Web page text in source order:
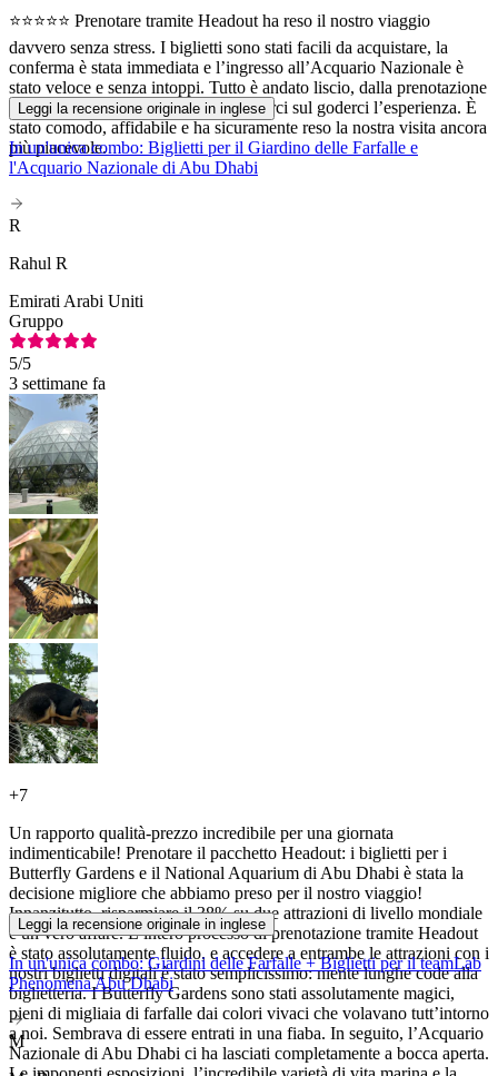
⭐⭐⭐⭐⭐ Prenotare tramite Headout ha reso il nostro viaggio
davvero senza stress. I biglietti sono stati facili da acquistare, la
conferma è stata immediata e l’ingresso all’Acquario Nazionale è
stato veloce e senza intoppi. Tutto è andato liscio, dalla prenotazione
all’arrivo, permettendoci di concentrarci sul goderci l’esperienza. È
stato comodo, affidabile e ha sicuramente reso la nostra visita ancora
più piacevole.
Leggi la recensione originale in inglese
In un'unica combo: Biglietti per il Giardino delle Farfalle e
l'Acquario Nazionale di Abu Dhabi
R
Rahul R
Emirati Arabi Uniti
Gruppo
5/5
3 settimane fa
+7
Un rapporto qualità-prezzo incredibile per una giornata
indimenticabile! Prenotare il pacchetto Headout: i biglietti per i
Butterfly Gardens e il National Aquarium di Abu Dhabi è stata la
decisione migliore che abbiamo preso per il nostro viaggio!
Innanzitutto, risparmiare il 38% su due attrazioni di livello mondiale
è un vero affare. L’intero processo di prenotazione tramite Headout
è stato assolutamente fluido, e accedere a entrambe le attrazioni con i
nostri biglietti digitali è stato semplicissimo: niente lunghe code alla
biglietteria. I Butterfly Gardens sono stati assolutamente magici,
pieni di migliaia di farfalle dai colori vivaci che volavano tutt’intorno
a noi. Sembrava di essere entrati in una fiaba. In seguito, l’Acquario
Nazionale di Abu Dhabi ci ha lasciati completamente a bocca aperta.
Leggi la recensione originale in inglese
In un'unica combo: Giardini delle Farfalle + Biglietti per il teamLab
Phenomena Abu Dhabi
M